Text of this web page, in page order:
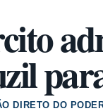
DIRETO DO